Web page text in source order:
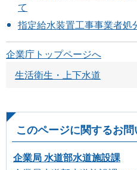
て
指定給水装置工事事業者処
企業庁トップページへ
生活衛生・上下水道
このページに関するお
企業局 水道部水道施設課